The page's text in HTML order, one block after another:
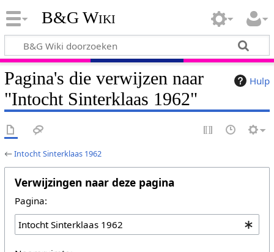
B&G Wiki
Hulp
Pagina's die verwijzen naar
"Intocht Sinterklaas 1962"
←Intocht Sinterklaas 1962
Verwijzingen naar deze pagina
Pagina: